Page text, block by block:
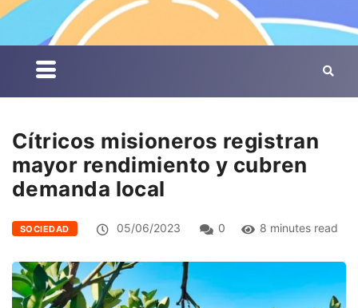
Cítricos misioneros registran
mayor rendimiento y cubren
demanda local
SOCIEDAD 05/06/2023 0 8 minutes read